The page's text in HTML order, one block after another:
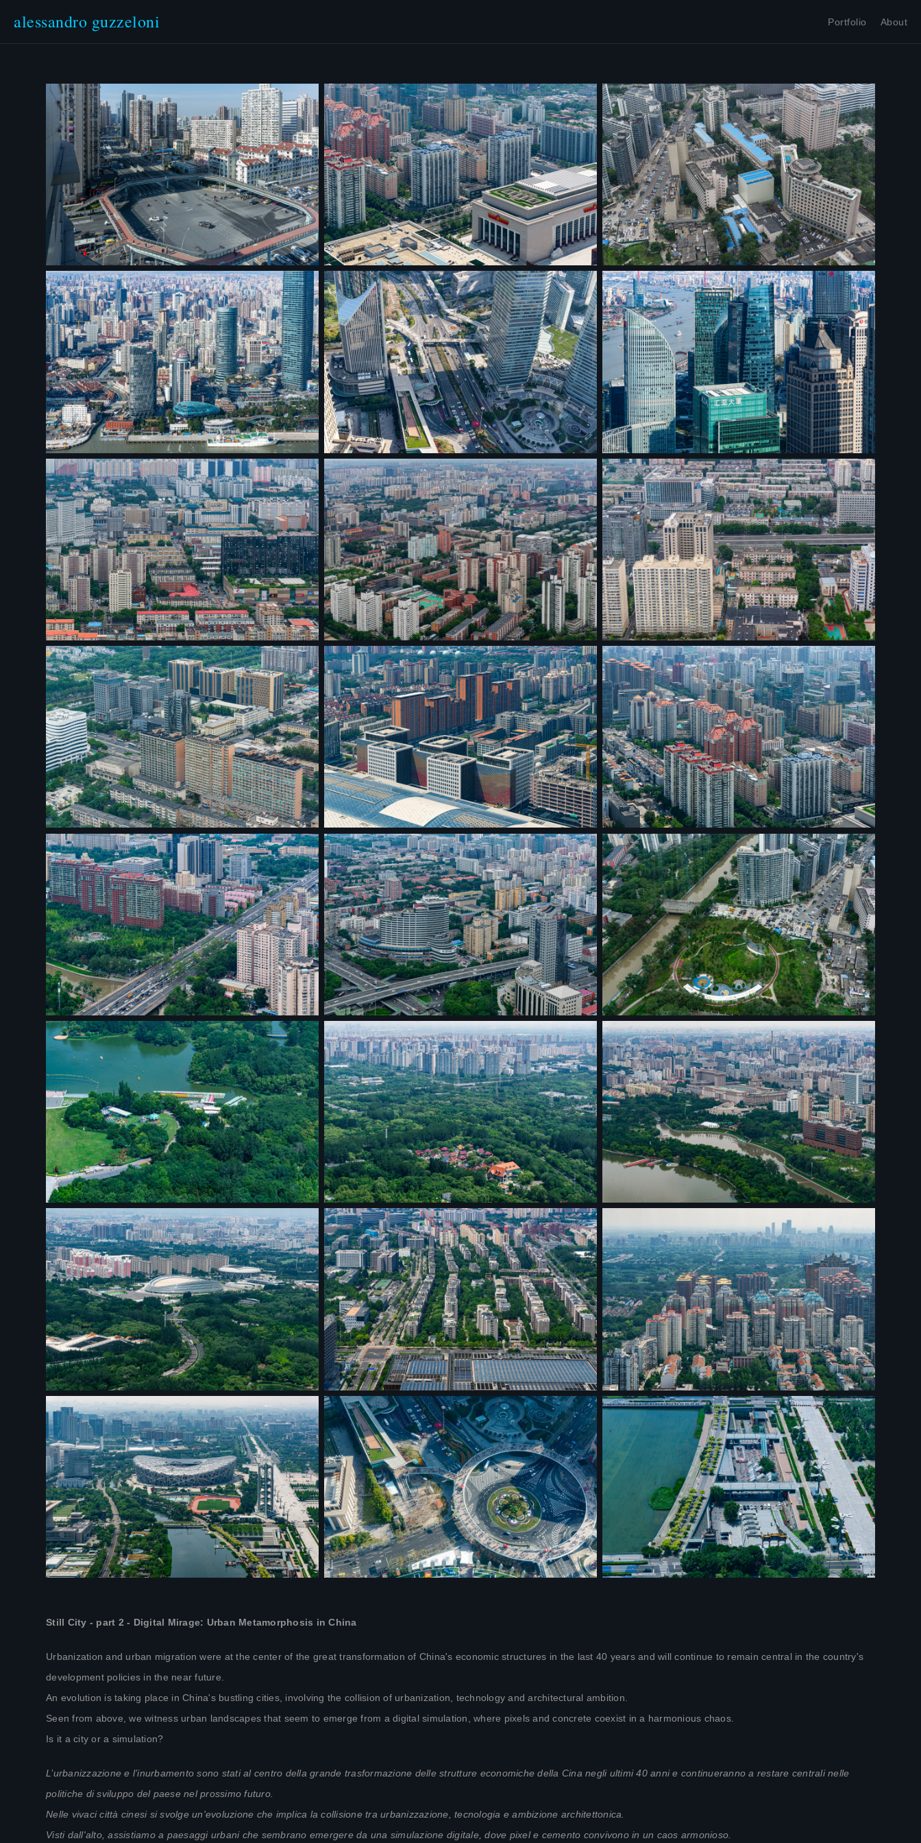
alessandro guzzeloni Portfolio About
Still City - part 2 - Digital Mirage: Urban Metamorphosis in China
Urbanization and urban migration were at the center of the great transformation of China's economic structures in the last 40 years and will continue to remain central in the country's
development policies in the near future.
An evolution is taking place in China's bustling cities, involving the collision of urbanization, technology and architectural ambition.
Seen from above, we witness urban landscapes that seem to emerge from a digital simulation, where pixels and concrete coexist in a harmonious chaos.
Is it a city or a simulation?
L’urbanizzazione e l’inurbamento sono stati al centro della grande trasformazione delle strutture economiche della Cina negli ultimi 40 anni e continueranno a restare centrali nelle
politiche di sviluppo del paese nel prossimo futuro.
Nelle vivaci città cinesi si svolge un'evoluzione che implica la collisione tra urbanizzazione, tecnologia e ambizione architettonica.
Visti dall'alto, assistiamo a paesaggi urbani che sembrano emergere da una simulazione digitale, dove pixel e cemento convivono in un caos armonioso.